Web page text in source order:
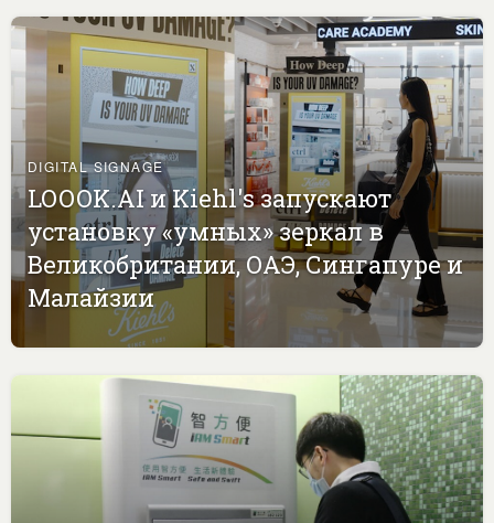
DIGITAL SIGNAGE
LOOOK.AI и Kiehl's запускают
установку «умных» зеркал в
Великобритании, ОАЭ, Сингапуре и
Малайзии